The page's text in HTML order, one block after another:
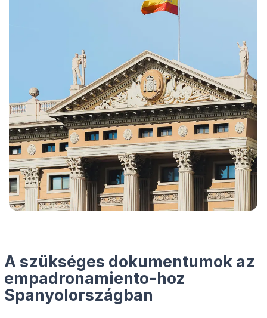
A szükséges dokumentumok az
empadronamiento-hoz
Spanyolországban